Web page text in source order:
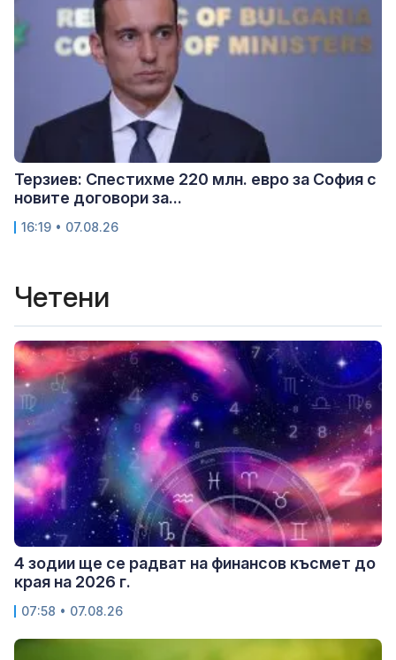
Терзиев: Спестихме 220 млн. евро за София с
новите договори за...
16:19 • 07.08.26
Четени
4 зодии ще се радват на финансов късмет до
края на 2026 г.
07:58 • 07.08.26